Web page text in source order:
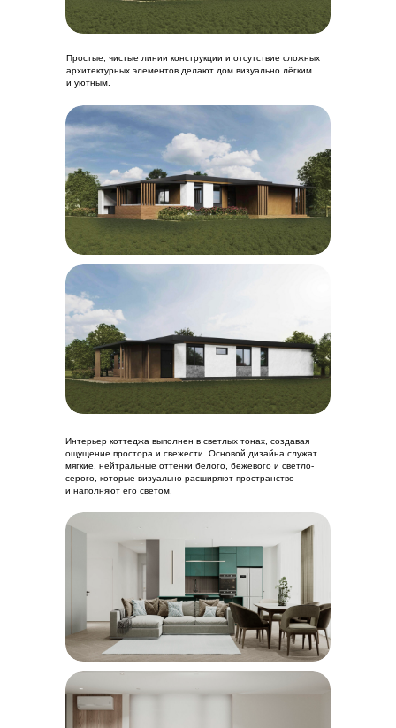
Простые, чистые линии конструкции и отсутствие сложных
архитектурных элементов делают дом визуально лёгким
и уютным.
Интерьер коттеджа выполнен в светлых тонах, создавая
ощущение простора и свежести. Основой дизайна служат
мягкие, нейтральные оттенки белого, бежевого и светло-
серого, которые визуально расширяют пространство
и наполняют его светом.